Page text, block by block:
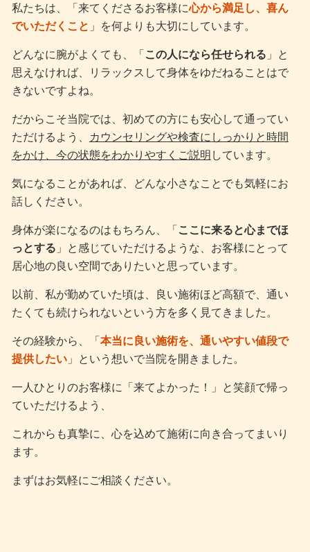
私たちは、「来てくださるお客様に心から満足し、喜ん
でいただくこと 」を何よりも大切にしています。
どんなに腕がよくても、「この人になら任せられる 」と
思えなければ、リラックスして身体をゆだねることはで
きないですよね。
だからこそ当院では、初めての方にも安心して通ってい
ただけるよう、
カウンセリングや検査にしっかりと時間
をかけ、今の状態をわかりやすくご説明 しています。
気になることがあれば、どんな小さなことでも気軽にお
話しください。
身体が楽になるのはもちろん、「ここに来ると心までほ
っとする 」と感じていただけるような、お客様にとって
居心地の良い空間でありたいと思っています。
以前、私が勤めていた頃は、良い施術ほど高額で、通い
たくても続けられないという方を多く見てきました。
その経験から、「本当に良い施術を、通いやすい値段で
提供したい」という想いで当院を開きました。
一人ひとりのお客様に「来てよかった！」と笑顔で帰っ
ていただけるよう、
これからも真摯に、心を込めて施術に向き合ってまいり
ます。
まずはお気軽にご相談ください。